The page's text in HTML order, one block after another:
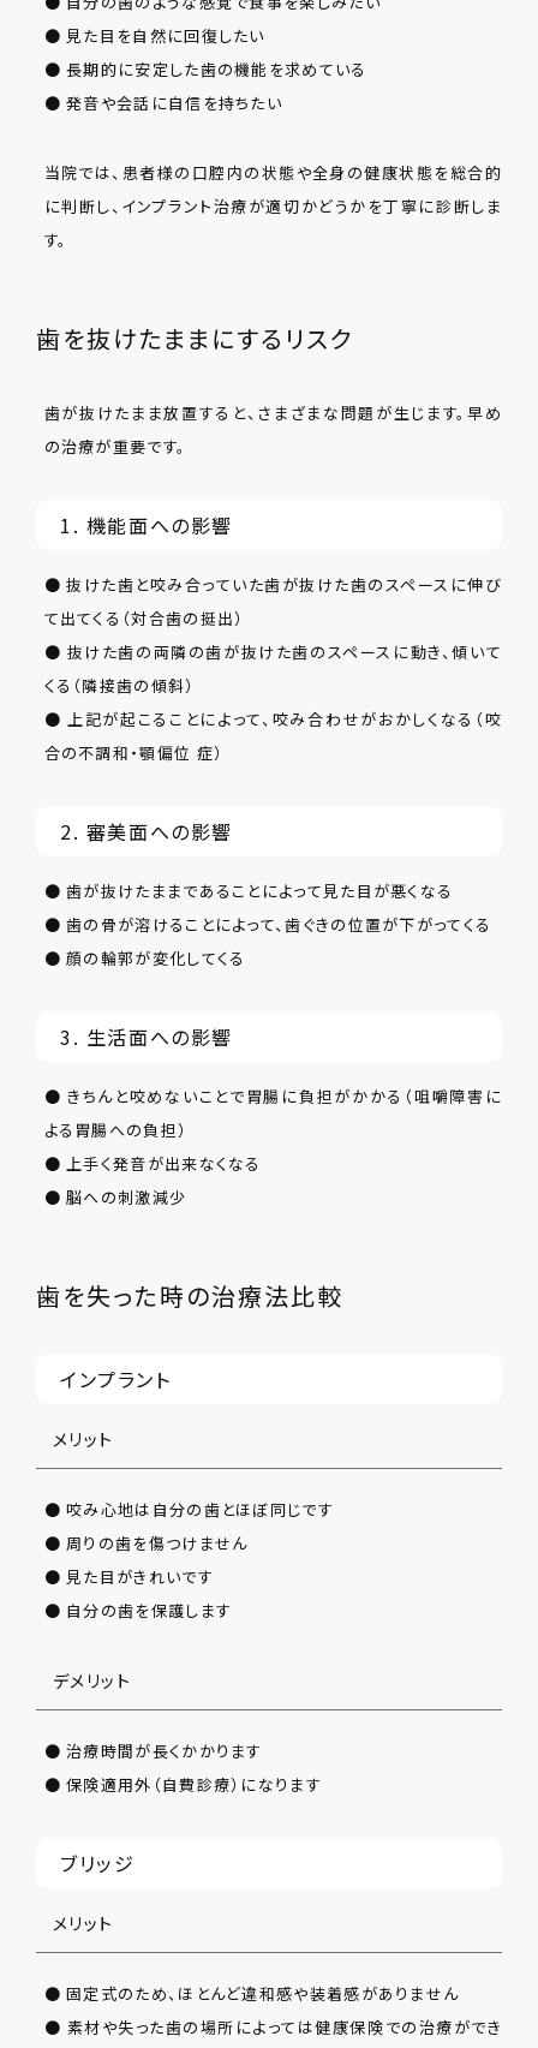
● 見た目を自然に回復したい
● 長期的に安定した歯の機能を求めている
● 発音や会話に自信を持ちたい
当院では、患者様の口腔内の状態や全身の健康状態を総合的
に判断し、インプラント治療が適切かどうかを丁寧に診断しま
す。
歯を抜けたままにするリスク
歯が抜けたまま放置すると、さまざまな問題が生じます。早め
の治療が重要です。
1. 機能面への影響
● 抜けた歯と咬み合っていた歯が抜けた歯のスペースに伸び
て出てくる（対合歯の挺出）
● 抜けた歯の両隣の歯が抜けた歯のスペースに動き、傾いて
くる（隣接歯の傾斜）
● 上記が起こることによって、咬み合わせがおかしくなる（咬
合の不調和・顎偏位 症）
2. 審美面への影響
● 歯が抜けたままであることによって見た目が悪くなる
● 歯の骨が溶けることによって、歯ぐきの位置が下がってくる
● 顔の輪郭が変化してくる
3. 生活面への影響
● きちんと咬めないことで胃腸に負担がかかる（咀嚼障害に
よる胃腸への負担）
● 上手く発音が出来なくなる
● 脳への刺激減少
歯を失った時の治療法比較
インプラント
メリット
● 咬み心地は自分の歯とほぼ同じです
● 周りの歯を傷つけません
● 見た目がきれいです
● 自分の歯を保護します
デメリット
● 治療時間が長くかかります
● 保険適用外（自費診療）になります
ブリッジ
メリット
● 固定式のため、ほとんど違和感や装着感がありません
● 素材や失った歯の場所によっては健康保険での治療ができ